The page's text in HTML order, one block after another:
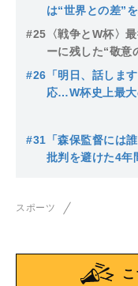
は“世界との差”
ブラジル戦で挑
#25 〈戦争とW杯〉
ーに残した“敬
の
#26 「明日、話しま
応…W杯史上最大
#31 「森保監督には
批判を避けた4
スポーツ